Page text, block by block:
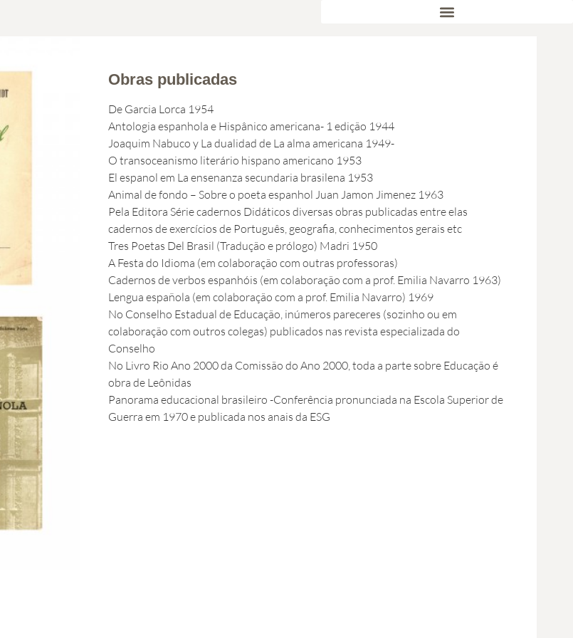
Obras publicadas
De Garcia Lorca 1954
Antologia espanhola e Hispânico americana- 1 edição 1944
Joaquim Nabuco y La dualidad de La alma americana 1949-
O transoceanismo literário hispano americano 1953
El espanol em La ensenanza secundaria brasilena 1953
Animal de fondo – Sobre o poeta espanhol Juan Jamon Jimenez 1963
Pela Editora Série cadernos Didáticos diversas obras publicadas entre elas
cadernos de exercícios de Português, geografia, conhecimentos gerais etc
Tres Poetas Del Brasil (Tradução e prólogo) Madri 1950
A Festa do Idioma (em colaboração com outras professoras)
Cadernos de verbos espanhóis (em colaboração com a prof. Emilia Navarro 1963)
Lengua española (em colaboração com a prof. Emilia Navarro) 1969
No Conselho Estadual de Educação, inúmeros pareceres (sozinho ou em
colaboração com outros colegas) publicados nas revista especializada do
Conselho
No Livro Rio Ano 2000 da Comissão do Ano 2000, toda a parte sobre Educação é
obra de Leônidas
Panorama educacional brasileiro -Conferência pronunciada na Escola Superior de
Guerra em 1970 e publicada nos anais da ESG